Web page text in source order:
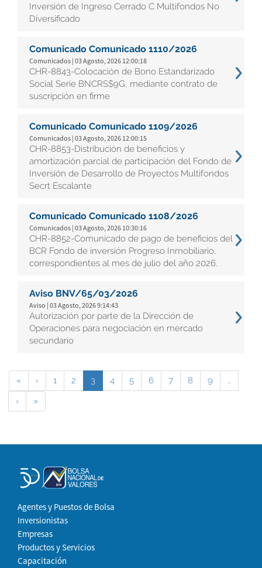
Inversión de Ingreso Cerrado C Multifondos No
Diversificado
Comunicado Comunicado 1110/2026
Comunicados | 03 Agosto, 2026 12:00:18
CHR-8843-Colocación de Bono Estandarizado
Social Serie BNCRS$9G, mediante contrato de
suscripción en firme
Comunicado Comunicado 1109/2026
Comunicados | 03 Agosto, 2026 12:00:15
CHR-8853-Distribución de beneficios y
amortización parcial de participación del Fondo de
Inversión de Desarrollo de Proyectos Multifondos
Secrt Escalante
Comunicado Comunicado 1108/2026
Comunicados | 03 Agosto, 2026 10:30:16
CHR-8852-Comunicado de pago de beneficios del
BCR Fondo de inversión Progreso Inmobiliario,
correspondientes al mes de julio del año 2026.
Aviso BNV/65/03/2026
Aviso | 03 Agosto, 2026 9:14:43
Autorización por parte de la Dirección de
Operaciones para negociación en mercado
secundario
« ‹ 1 2 3 4 5 6 7 8 9
…
›
»
Agentes y Puestos de Bolsa
Inversionistas
Empresas
Productos y Servicios
Capacitación